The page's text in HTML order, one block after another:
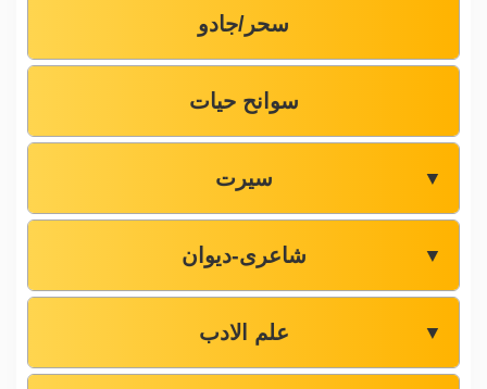
سحر/جادو
سوانح حیات
سیرت ▼
شاعری-دیوان ▼
علم الادب ▼